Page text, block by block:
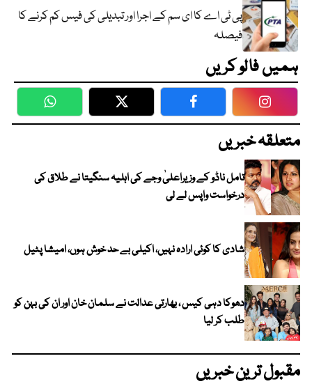
پی ٹی اے کا ای سم کے اجرا اور تبدیلی کی فیس کم کرنے کا
فیصلہ
ہمیں فالو کریں
WhatsApp Twitter Facebook
متعلقہ خبریں
تامل ناڈو کے وزیراعلیٰ وجے کی اہلیہ سنگیتا نے طلاق کی
درخواست واپس لے لی
شادی کا کوئی ارادہ نہیں، اکیلی بے حد خوش ہوں، امیشا پٹیل
دھوکا دہی کیس ، بھارتی عدالت نے سلمان خان اور ان کی بہن کو
طلب کر لیا
مقبول ترین خبریں